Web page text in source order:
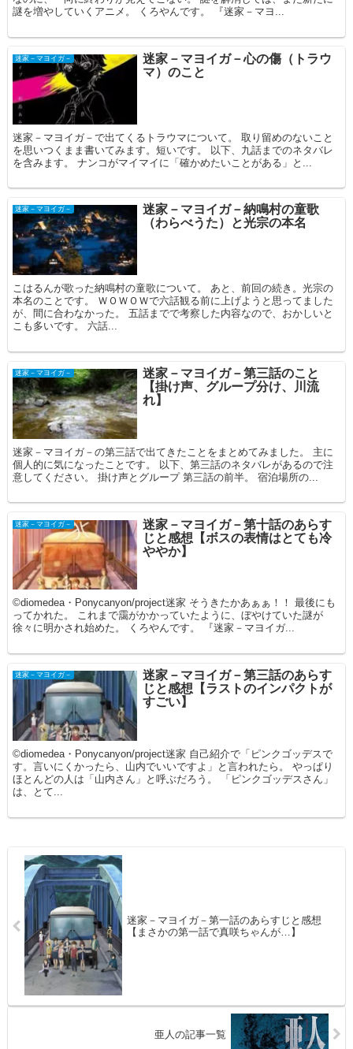
謎を増やしていくアニメ。 くろやんです。 『迷家－マヨ...
迷家－マヨイガ－
迷家－マヨイガ－心の傷（トラウ
マ）のこと
迷家－マヨイガ－で出てくるトラウマについて。 取り留めのないこと
を思いつくまま書いてみます。短いです。 以下、九話までのネタバレ
を含みます。 ナンコがマイマイに「確かめたいことがある」と...
迷家－マヨイガ－
迷家－マヨイガ－納鳴村の童歌
（わらべうた）と光宗の本名
こはるんが歌った納鳴村の童歌について。 あと、前回の続き。光宗の
本名のことです。 ＷＯＷＯＷで六話観る前に上げようと思ってました
が、間に合わなかった。 五話までで考察した内容なので、おかしいと
こも多いです。 六話...
迷家－マヨイガ－
迷家－マヨイガ－第三話のこと
【掛け声、グループ分け、川流
れ】
迷家－マヨイガ－の第三話で出てきたことをまとめてみました。 主に
個人的に気になったことです。 以下、第三話のネタバレがあるので注
意してください。 掛け声とグループ 第三話の前半。 宿泊場所の...
迷家－マヨイガ－
迷家－マヨイガ－第十話のあらす
じと感想【ボスの表情はとても冷
ややか】
©diomedea・Ponycanyon/project迷家 そうきたかあぁぁ！！ 最後にも
ってかれた。 これまで靄がかかっていたように、ぼやけていた謎が
徐々に明かされ始めた。 くろやんです。 『迷家－マヨイガ...
迷家－マヨイガ－
迷家－マヨイガ－第三話のあらす
じと感想【ラストのインパクトが
すごい】
©diomedea・Ponycanyon/project迷家 自己紹介で「ピンクゴッデスで
す。言いにくかったら、山内でいいですよ」と言われたら。 やっぱり
ほとんどの人は「山内さん」と呼ぶだろう。 「ピンクゴッデスさん」
は、とて...
迷家－マヨイガ－第一話のあらすじと感想
【まさかの第一話で真咲ちゃんが…】
亜人の記事一覧